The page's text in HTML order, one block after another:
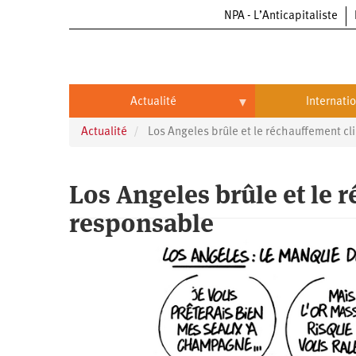
NPA - L’Anticapitaliste
Actualité
Actualité
Entreprises
Entreprises
Oppressions
International
Chine
Unis
Continents
Afrique
Actualité Los Angeles brûle et le réchauffement
Los Angeles brûle et le
responsable